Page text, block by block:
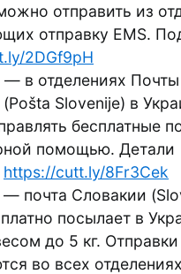
отправить из
отправку EMS.
2DGf9pH
— в отделениях Почты
Slovenije) в
бесплатные
помощью. Детали
https://cutt.ly/8Fr3Cek
— почта Словакии
посылает в
до 5 кг. Отправки
во всех